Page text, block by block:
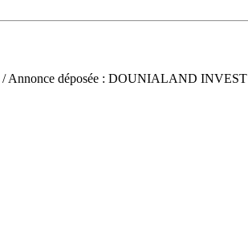
/ Annonce déposée : DOUNIALAND INVEST